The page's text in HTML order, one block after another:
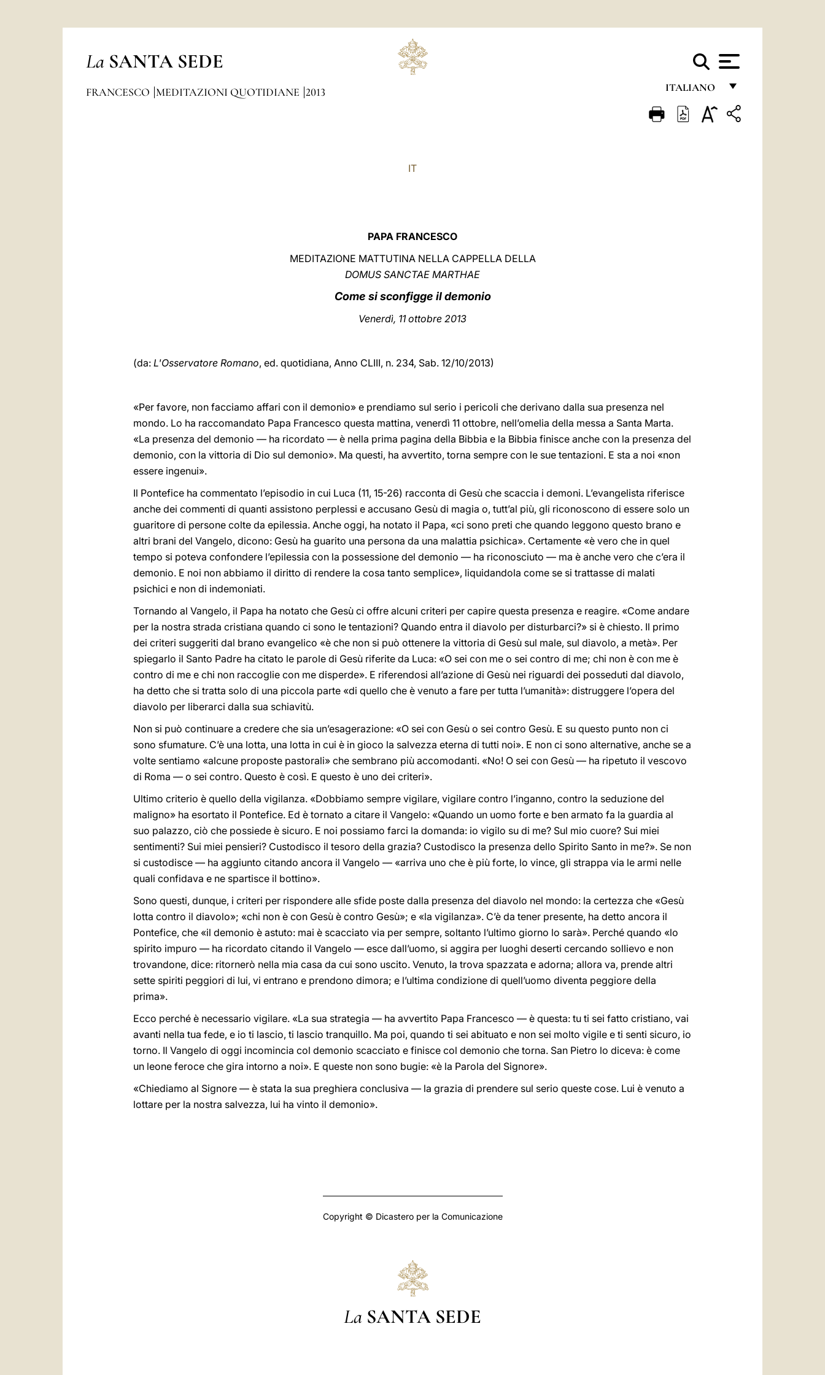
La SANTA SEDE
ITALIANO
FRANÇAIS
FRANCESCO MEDITAZIONI QUOTIDIANE 2013
IT
PAPA FRANCESCO
MEDITAZIONE MATTUTINA NELLA CAPPELLA DELLA
DOMUS SANCTAE MARTHAE
Come si sconfigge il demonio
Venerdì, 11 ottobre 2013
(da: L'Osservatore Romano, ed. quotidiana, Anno CLIII, n. 234, Sab. 12/10/2013)
«Per favore, non facciamo affari con il demonio» e prendiamo sul serio i pericoli che derivano dalla sua presenza nel
mondo. Lo ha raccomandato Papa Francesco questa mattina, venerdì 11 ottobre, nell’omelia della messa a Santa Marta.
«La presenza del demonio — ha ricordato — è nella prima pagina della Bibbia e la Bibbia finisce anche con la presenza del
demonio, con la vittoria di Dio sul demonio». Ma questi, ha avvertito, torna sempre con le sue tentazioni. E sta a noi «non
essere ingenui».
Il Pontefice ha commentato l’episodio in cui Luca (11, 15-26) racconta di Gesù che scaccia i demoni. L’evangelista riferisce
anche dei commenti di quanti assistono perplessi e accusano Gesù di magia o, tutt’al più, gli riconoscono di essere solo un
guaritore di persone colte da epilessia. Anche oggi, ha notato il Papa, «ci sono preti che quando leggono questo brano e
altri brani del Vangelo, dicono: Gesù ha guarito una persona da una malattia psichica». Certamente «è vero che in quel
tempo si poteva confondere l’epilessia con la possessione del demonio — ha riconosciuto — ma è anche vero che c’era il
demonio. E noi non abbiamo il diritto di rendere la cosa tanto semplice», liquidandola come se si trattasse di malati
psichici e non di indemoniati.
Tornando al Vangelo, il Papa ha notato che Gesù ci offre alcuni criteri per capire questa presenza e reagire. «Come andare
per la nostra strada cristiana quando ci sono le tentazioni? Quando entra il diavolo per disturbarci?» si è chiesto. Il primo
dei criteri suggeriti dal brano evangelico «è che non si può ottenere la vittoria di Gesù sul male, sul diavolo, a metà». Per
spiegarlo il Santo Padre ha citato le parole di Gesù riferite da Luca: «O sei con me o sei contro di me; chi non è con me è
contro di me e chi non raccoglie con me disperde». E riferendosi all’azione di Gesù nei riguardi dei posseduti dal diavolo,
ha detto che si tratta solo di una piccola parte «di quello che è venuto a fare per tutta l’umanità»: distruggere l’opera del
diavolo per liberarci dalla sua schiavitù.
Non si può continuare a credere che sia un’esagerazione: «O sei con Gesù o sei contro Gesù. E su questo punto non ci
sono sfumature. C’è una lotta, una lotta in cui è in gioco la salvezza eterna di tutti noi». E non ci sono alternative, anche se a
volte sentiamo «alcune proposte pastorali» che sembrano più accomodanti. «No! O sei con Gesù — ha ripetuto il vescovo
di Roma — o sei contro. Questo è così. E questo è uno dei criteri».
Ultimo criterio è quello della vigilanza. «Dobbiamo sempre vigilare, vigilare contro l’inganno, contro la seduzione del
maligno» ha esortato il Pontefice. Ed è tornato a citare il Vangelo: «Quando un uomo forte e ben armato fa la guardia al
suo palazzo, ciò che possiede è sicuro. E noi possiamo farci la domanda: io vigilo su di me? Sul mio cuore? Sui miei
sentimenti? Sui miei pensieri? Custodisco il tesoro della grazia? Custodisco la presenza dello Spirito Santo in me?». Se non
si custodisce — ha aggiunto citando ancora il Vangelo — «arriva uno che è più forte, lo vince, gli strappa via le armi nelle
quali confidava e ne spartisce il bottino».
Sono questi, dunque, i criteri per rispondere alle sfide poste dalla presenza del diavolo nel mondo: la certezza che «Gesù
lotta contro il diavolo»; «chi non è con Gesù è contro Gesù»; e «la vigilanza». C’è da tener presente, ha detto ancora il
Pontefice, che «il demonio è astuto: mai è scacciato via per sempre, soltanto l’ultimo giorno lo sarà». Perché quando «lo
spirito impuro — ha ricordato citando il Vangelo — esce dall’uomo, si aggira per luoghi deserti cercando sollievo e non
trovandone, dice: ritornerò nella mia casa da cui sono uscito. Venuto, la trova spazzata e adorna; allora va, prende altri
sette spiriti peggiori di lui, vi entrano e prendono dimora; e l’ultima condizione di quell’uomo diventa peggiore della
prima».
Ecco perché è necessario vigilare. «La sua strategia — ha avvertito Papa Francesco — è questa: tu ti sei fatto cristiano, vai
avanti nella tua fede, e io ti lascio, ti lascio tranquillo. Ma poi, quando ti sei abituato e non sei molto vigile e ti senti sicuro, io
torno. Il Vangelo di oggi incomincia col demonio scacciato e finisce col demonio che torna. San Pietro lo diceva: è come
un leone feroce che gira intorno a noi». E queste non sono bugie: «è la Parola del Signore».
«Chiediamo al Signore — è stata la sua preghiera conclusiva — la grazia di prendere sul serio queste cose. Lui è venuto a
lottare per la nostra salvezza, lui ha vinto il demonio».
Copyright © Dicastero per la Comunicazione
La SANTA SEDE